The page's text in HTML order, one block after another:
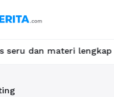
materi lengkap